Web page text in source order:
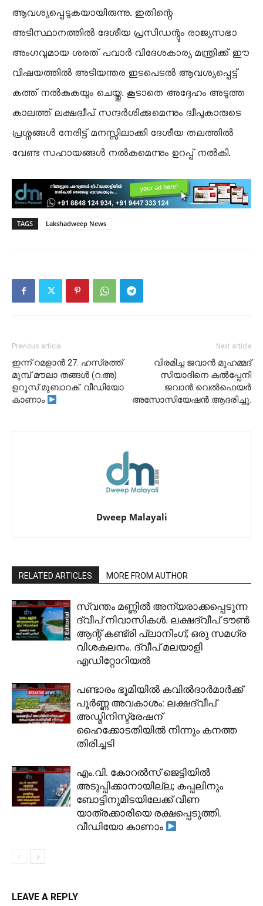
ആവശ്യപ്പെടുകയായിരുന്നു. ഇതിന്റെ
അടിസ്ഥാനത്തിൽ ദേശീയ പ്രസിഡന്റും രാജ്യസഭാ
അംഗവുമായ ശരത് പവാർ വിദേശകാര്യ മന്ത്രിക്ക് ഈ
വിഷയത്തിൽ അടിയന്തര ഇടപെടൽ ആവശ്യപ്പെട്ട്
കത്ത് നൽകുകയും ചെയ്തു. കൂടാതെ അദ്ദേഹം അടുത്ത
കാലത്ത് ലക്ഷദ്വീപ് സന്ദർശിക്കുമെന്നും ദ്വീപുകാരുടെ
പ്രശ്നങ്ങൾ നേരിട്ട് മനസ്സിലാക്കി ദേശീയ തലത്തിൽ
വേണ്ട സഹായങ്ങൾ നൽകുമെന്നും ഉറപ്പ് നൽകി.
TAGS Lakshadweep News
Previous article
ഇന്ന് റമളാൻ 27. ഹസ്രത്ത്
മുമ്പ് മൗലാ തങ്ങൾ (റ.അ)
ഉറൂസ് മുബാറക്. വീഡിയോ
കാണാം
Next article
വിരമിച്ച ജവാൻ മുഹമ്മദ്
സിയാദിനെ കൽപ്പേനി
ജവാൻ വെൽഫെയർ
അസോസിയേഷൻ ആദരിച്ചു.
Dweep Malayali
RELATED ARTICLES MORE FROM AUTHOR
സ്വന്തം മണ്ണിൽ അന്യരാക്കപ്പെടുന്ന
ദ്വീപ് നിവാസികൾ. ലക്ഷദ്വീപ് ടൗൺ
ആന്റ് കണ്ട്രി പ്ലാനിംഗ്; ഒരു സമഗ്ര
വിശകലനം. ദ്വീപ് മലയാളി
എഡിറ്റോറിയൽ
പണ്ടാരം ഭൂമിയിൽ കവിൽദാർമാർക്ക്
പൂർണ്ണ അവകാശം: ലക്ഷദ്വീപ്
അഡ്മിനിസ്ട്രേഷന്
ഹൈക്കോടതിയിൽ നിന്നും കനത്ത
തിരിച്ചടി
​എം.വി. കോറൽസ് ജെട്ടിയിൽ
അടുപ്പിക്കാനായില്ല; കപ്പലിനും
ബോട്ടിനുമിടയിലേക്ക് വീണ
യാത്രക്കാരിയെ രക്ഷപ്പെടുത്തി.
വീഡിയോ കാണാം
LEAVE A REPLY